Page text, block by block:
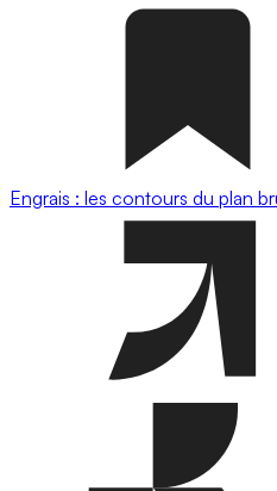
Engrais : les contours du plan